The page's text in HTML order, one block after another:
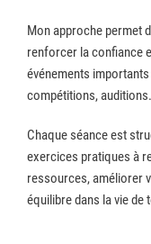
Mon approche permet
renforcer la confiance
événements
compétitions,
Chaque séance est
exercices pratiques à
ressources, améliorer
équilibre dans la vie de